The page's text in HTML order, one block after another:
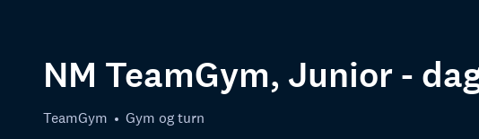
NM TeamGym, Junior -
TeamGym Gym og turn